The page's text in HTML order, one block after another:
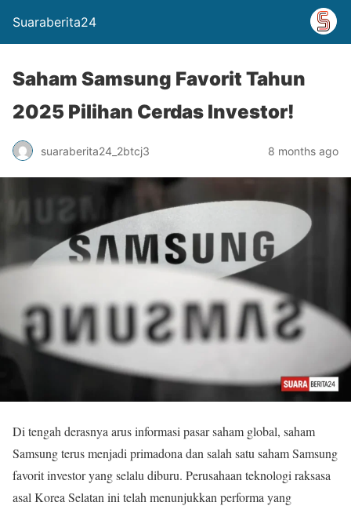
Suaraberita24
Saham Samsung Favorit Tahun
2025 Pilihan Cerdas Investor!
suaraberita24_2btcj3 8 months ago
Di tengah derasnya arus informasi pasar saham global, saham
Samsung terus menjadi primadona dan salah satu saham Samsung
favorit investor yang selalu diburu. Perusahaan teknologi raksasa
asal Korea Selatan ini telah menunjukkan performa yang